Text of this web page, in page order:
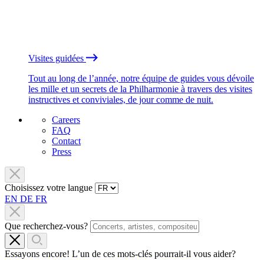
Visites guidées
Tout au long de l’année, notre équipe de guides vous dévoile
les mille et un secrets de la Philharmonie à travers des visites
instructives et conviviales, de jour comme de nuit.
Careers
FAQ
Contact
Press
Choisissez votre langue
EN DE FR
Que recherchez-vous?
Essayons encore! L’un de ces mots-clés pourrait-il vous aider?